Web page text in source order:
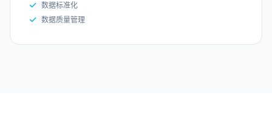
数据标准化
数据质量管理